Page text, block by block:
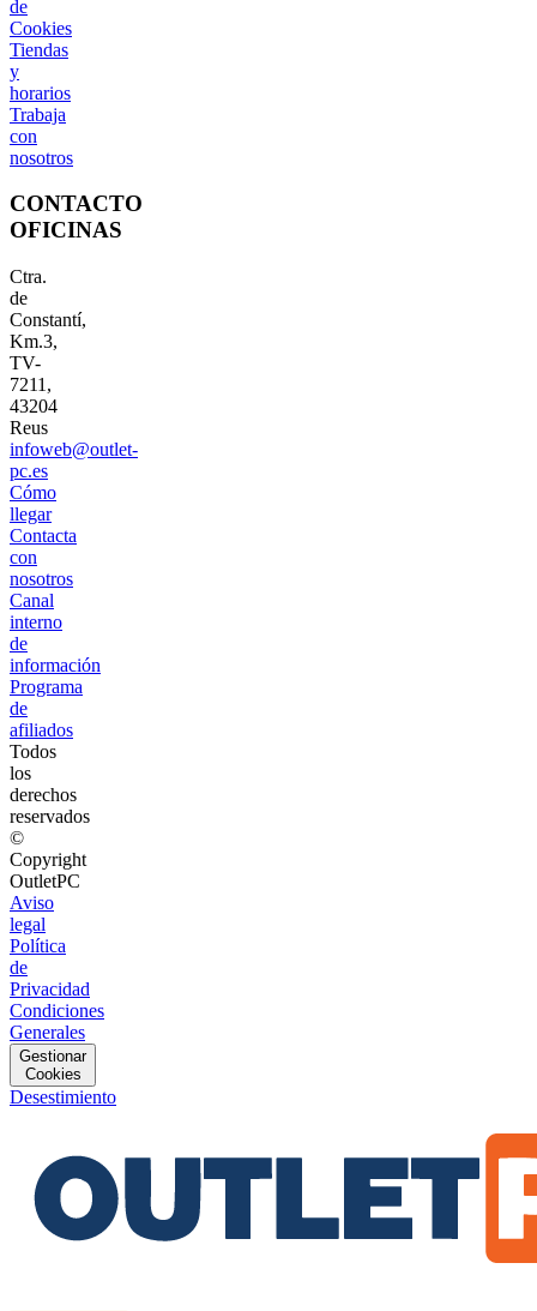
de
Cookies
Tiendas
y
horarios
Trabaja
con
nosotros
CONTACTO
OFICINAS
Ctra.
de
Constantí,
Km.3,
TV-
7211,
43204
Reus
infoweb@outlet-
pc.es
Cómo
llegar
Contacta
con
nosotros
Canal
interno
de
información
Programa
de
afiliados
Todos
los
derechos
reservados
©
Copyright
OutletPC
Aviso
legal
Política
de
Privacidad
Condiciones
Generales
Gestionar
Cookies
Desestimiento